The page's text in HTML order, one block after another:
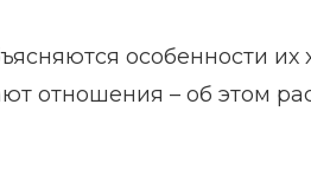
особенности их
отношения – об этом